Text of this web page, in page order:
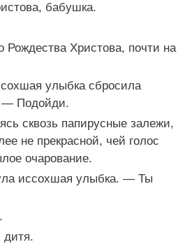
бабушка.
Христова, почти на
улыбка сбросила
— Подойди.
сквозь папирусные залежи,
не прекрасной, чей голос
очарование.
иссохшая улыбка. — Ты